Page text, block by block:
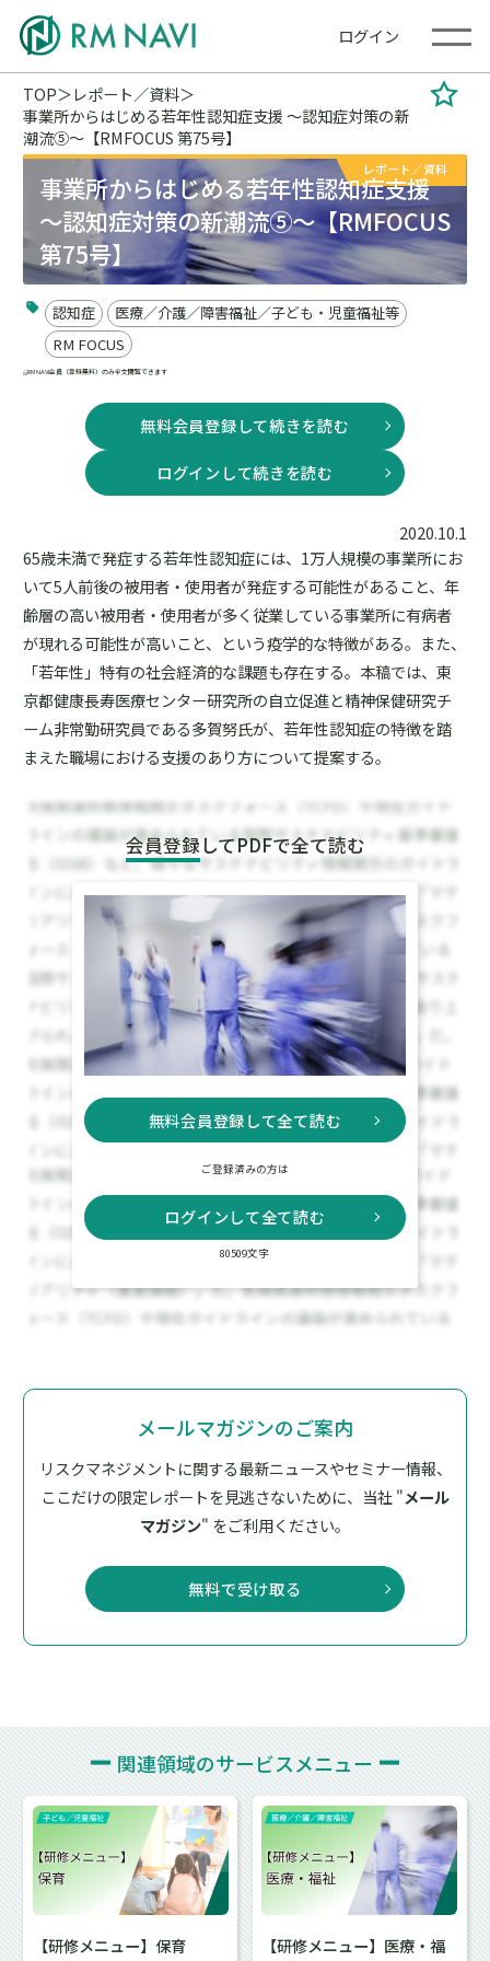
ログイン
TOP
レポート／資料
事業所からはじめる若年性認知症支援 ～認知症対策の新
潮流⑤～【RMFOCUS 第75号】
レポート／資料
事業所からはじめる若年性認知症支援
～認知症対策の新潮流⑤～【RMFOCUS
第75号】
認知症
医療／介護／障害福祉／子ども・児童福祉等
RM FOCUS
RM NAVI会員（登録無料）のみ全文閲覧できます
無料会員登録して続きを読む
ログインして続きを読む
2020.10.1
65歳未満で発症する若年性認知症には、1万人規模の事業所にお
いて5人前後の被用者・使用者が発症する可能性があること、年
齢層の高い被用者・使用者が多く従業している事業所に有病者
が現れる可能性が高いこと、という疫学的な特徴がある。また、
「若年性」特有の社会経済的な課題も存在する。本稿では、東
京都健康長寿医療センター研究所の自立促進と精神保健研究チ
ーム非常勤研究員である多賀努氏が、若年性認知症の特徴を踏
まえた職場における支援のあり方について提案する。
会員登録 してPDFで全て読む
無料会員登録して全て読む
ご登録済みの方は
ログインして全て読む
80509文字
メールマガジンのご案内
リスクマネジメントに関する最新ニュースやセミナー情報、
ここだけの限定レポートを見逃さないために、 当社 "メール
マガジン" をご利用ください。
無料で受け取る
関連領域のサービスメニュー
【研修メニュー】保育
【研修メニュー】医療・福